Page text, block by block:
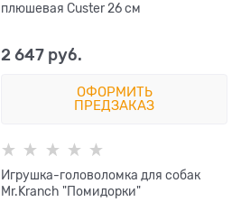
плюшевая Custer 26 см
2 647 руб.
ОФОРМИТЬ
ПРЕДЗАКАЗ
Игрушка-головоломка для собак
Mr.Kranch "Помидорки"